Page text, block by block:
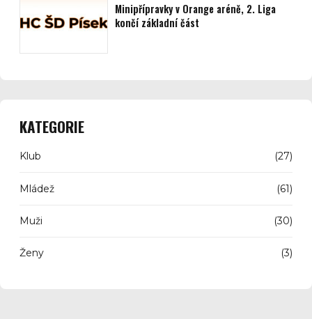
Minipřípravky v Orange aréně, 2. Liga
končí základní část
KATEGORIE
Klub (27)
Mládež (61)
Muži (30)
Ženy (3)